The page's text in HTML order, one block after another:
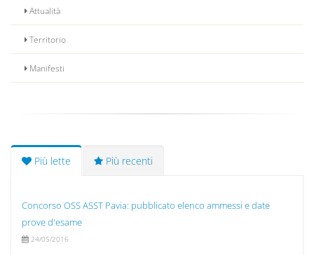
Attualità
Territorio
Manifesti
Più lette Più recenti
Concorso OSS ASST Pavia: pubblicato elenco ammessi e date
prove d'esame
24/05/2016